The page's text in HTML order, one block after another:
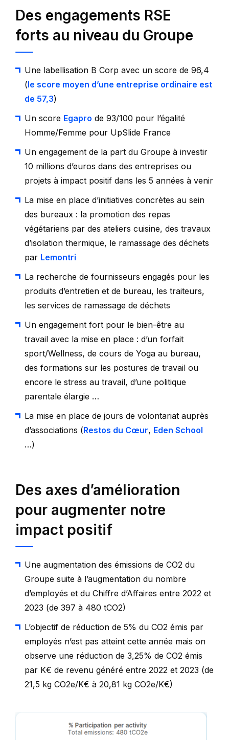
Des engagements RSE
forts au niveau du Groupe
Une labellisation B Corp avec un score de 96,4
(le score moyen d’une entreprise ordinaire est
de 57,3)
Un score Egapro de 93/100 pour l’égalité
Homme/Femme pour UpSlide France
Un engagement de la part du Groupe à investir
10 millions d’euros dans des entreprises ou
projets à impact positif dans les 5 années à venir
La mise en place d’initiatives concrètes au sein
des bureaux : la promotion des repas
végétariens par des ateliers cuisine, des travaux
d’isolation thermique, le ramassage des déchets
par Lemontri
La recherche de fournisseurs engagés pour les
produits d’entretien et de bureau, les traiteurs,
les services de ramassage de déchets
Un engagement fort pour le bien-être au
travail avec la mise en place : d’un forfait
sport/Wellness, de cours de Yoga au bureau,
des formations sur les postures de travail ou
encore le stress au travail, d’une politique
parentale élargie …
La mise en place de jours de volontariat auprès
d’associations (Restos du Cœur, Eden School
…)
Des axes d’amélioration
pour augmenter notre
impact positif
Une augmentation des émissions de CO2 du
Groupe suite à l’augmentation du nombre
d’employés et du Chiffre d’Affaires entre 2022 et
2023 (de 397 à 480 tCO2)
L’objectif de réduction de 5% du CO2 émis par
employés n’est pas atteint cette année mais on
observe une réduction de 3,25% de CO2 émis
par K€ de revenu généré entre 2022 et 2023 (de
21,5 kg CO2e/K€ à 20,81 kg CO2e/K€)